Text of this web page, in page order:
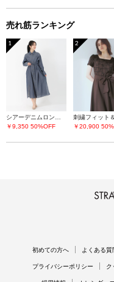
売れ筋ランキング
1
シアーデニムロングシャツ
￥9,350 50%OFF
2
￥20,900
初めての方へ よくある質
プライバシーポリシー ク